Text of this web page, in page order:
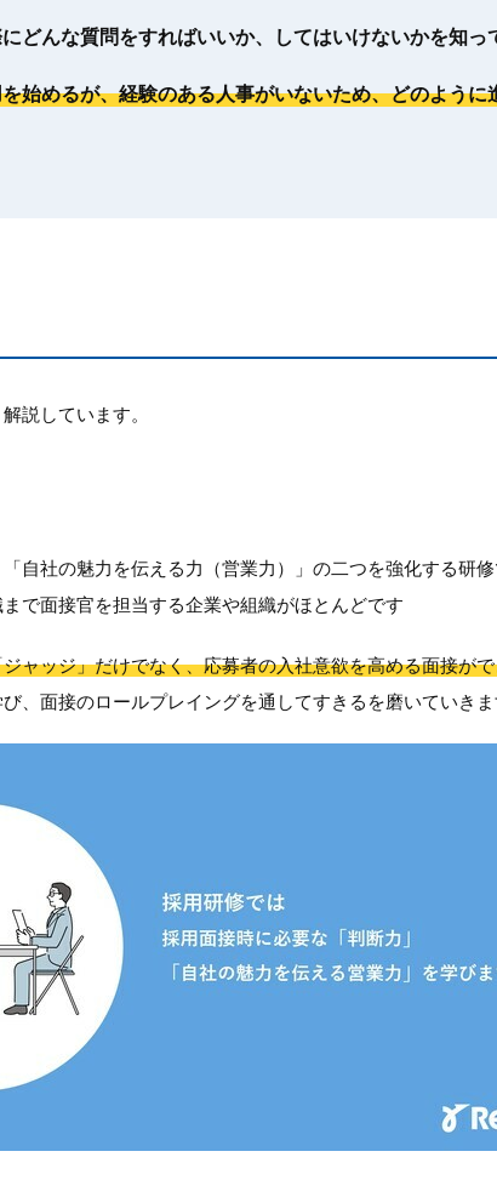
どんな質問をすればいいか、してはいけないかを知っ
始めるが、経験のある人事がいないため、どのよう
説しています。
自社の魅力を伝える力（営業力）」の二つを強化する研修
で面接官を担当する企業や組織がほとんどです
ャッジ」だけでなく、応募者の入社意欲を高める面接が
、面接のロールプレイングを通してすきるを磨いていきま